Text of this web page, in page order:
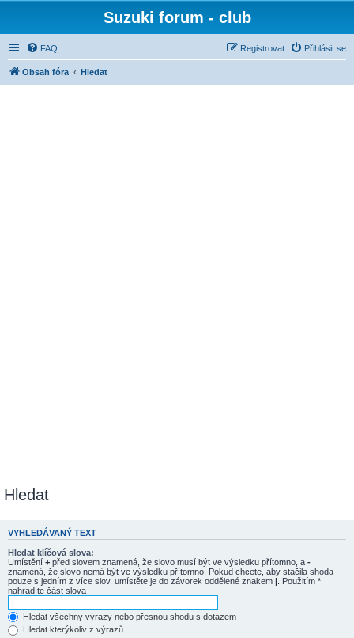
Suzuki forum - club
FAQ Přihlásit se
Registrovat
Obsah fóra Hledat
Hledat
VYHLEDÁVANÝ TEXT
Hledat klíčová slova:
Umístění + před slovem znamená, že slovo musí být ve výsledku přítomno, a -
znamená, že slovo nemá být ve výsledku přítomno. Pokud chcete, aby stačila shoda
pouze s jedním z více slov, umístěte je do závorek oddělené znakem | . Použitím *
nahradíte část slova
Hledat všechny výrazy nebo přesnou shodu s dotazem
Hledat kterýkoliv z výrazů